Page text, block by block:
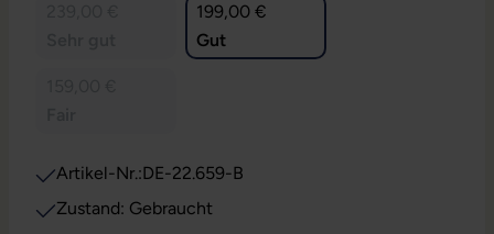
199,00 €
Gut
Artikel-Nr.:DE-22.659-B
Zustand: Gebraucht